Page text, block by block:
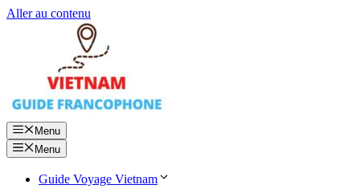
Aller au contenu
Menu
Menu
Guide Voyage Vietnam